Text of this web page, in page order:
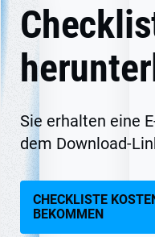
Sie erhalten eine
dem Download-
CHECKLISTE
BEKOMMEN